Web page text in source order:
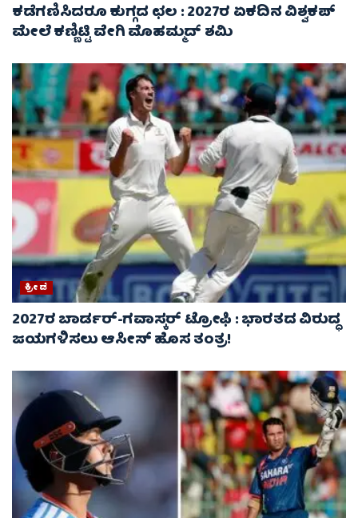
ಕಡೆಗಣಿಸಿದರೂ ಕುಗ್ಗದ ಛಲ : 2027ರ ಏಕದಿನ ವಿಶ್ವಕಪ್‌
ಮೇಲೆ ಕಣ್ಣಿಟ್ಟಿ ವೇಗಿ ಮೊಹಮ್ಮದ್ ಶಮಿ
ಕ್ರೀಡೆ
2027ರ ಬಾರ್ಡರ್-ಗವಾಸ್ಕರ್ ಟ್ರೋಫಿ : ಭಾರತದ ವಿರುದ್ಧ
ಜಯಗಳಿಸಲು ಆಸೀಸ್‌ ಹೊಸ ತಂತ್ರ!